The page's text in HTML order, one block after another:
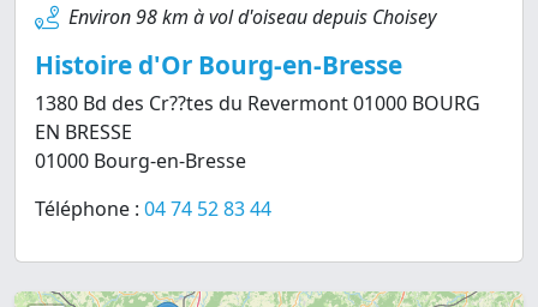
Environ 98 km à vol d'oiseau depuis Choisey
Histoire d'Or Bourg-en-Bresse
1380 Bd des Cr??tes du Revermont 01000 BOURG
EN BRESSE
01000 Bourg-en-Bresse
Téléphone : 04 74 52 83 44